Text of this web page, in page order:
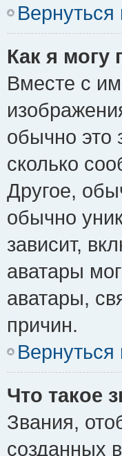
Вернуться
Как я могу
Вместе с
обычно это
сколько
Другое,
обычно
зависит,
аватары
аватары,
причин.
Вернуться
Что такое
Звания,
созданных